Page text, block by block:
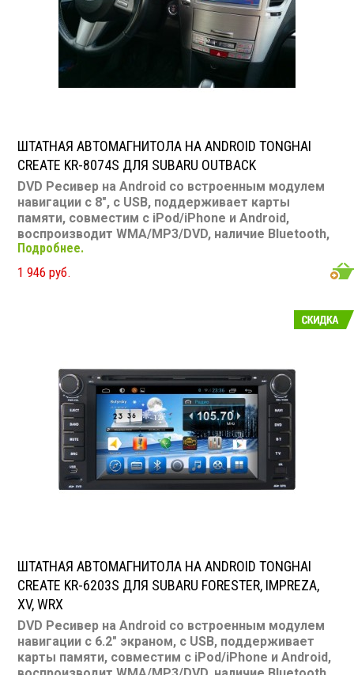
ШТАТНАЯ АВТОМАГНИТОЛА НА ANDROID TONGHAI
CREATE KR-8074S ДЛЯ SUBARU OUTBACK
DVD Ресивер на Android со встроенным модулем
навигации с 8", с USB, поддерживает карты
памяти, совместим с iPod/iPhone и Android,
воспроизводит WMA/MP3/DVD, наличие Bluetooth,
подключение камеры заднего вида
Подсветка: многоцветная CD/MP3: есть DVD/Video:
есть, 8" экран TV-тюнер: нет USB: есть SD карта: есть
панель: нет RCA (линейные) выходы: нет Мощность
6 NEW
Подробнее.
1 946 руб.
ШТАТНАЯ АВТОМАГНИТОЛА НА ANDROID TONGHAI
CREATE KR-6203S ДЛЯ SUBARU FORESTER, IMPREZA,
XV, WRX
DVD Ресивер на Android со встроенным модулем
навигации с 6.2" экраном, с USB, поддерживает
карты памяти, совместим с iPod/iPhone и Android,